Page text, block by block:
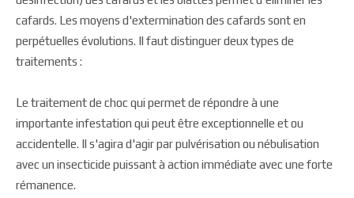
cafards. Les moyens d'extermination des cafards sont en
perpétuelles évolutions. Il faut distinguer deux types de
traitements :
Le traitement de choc qui permet de répondre à une
importante infestation qui peut être exceptionnelle et ou
accidentelle. Il s'agira d'agir par pulvérisation ou nébulisation
avec un insecticide puissant à action immédiate avec une forte
rémanence.